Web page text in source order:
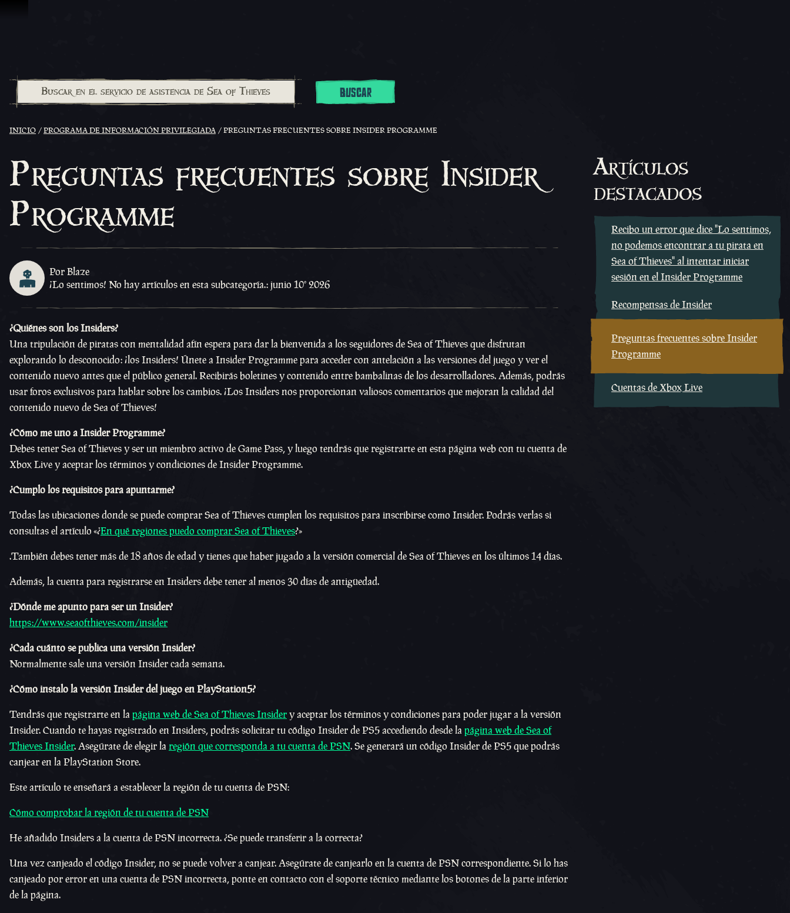
BUSCAR
INICIO PROGRAMA DE INFORMACIÓN PRIVILEGIADA PREGUNTAS FRECUENTES SOBRE INSIDER PROGRAMME
Preguntas frecuentes sobre Insider
Programme
Por Blaze
¡Lo sentimos! No hay artículos en esta subcategoría.: junio 10º 2026
¿Quiénes son los Insiders?
Una tripulación de piratas con mentalidad afín espera para dar la bienvenida a los seguidores de Sea of Thieves que disfrutan
explorando lo desconocido: ¡los Insiders! Únete a Insider Programme para acceder con antelación a las versiones del juego y ver el
contenido nuevo antes que el público general. Recibirás boletines y contenido entre bambalinas de los desarrolladores. Además, podrás
usar foros exclusivos para hablar sobre los cambios. ¡Los Insiders nos proporcionan valiosos comentarios que mejoran la calidad del
contenido nuevo de Sea of Thieves!
¿Cómo me uno a Insider Programme?
Debes tener Sea of Thieves y ser un miembro activo de Game Pass, y luego tendrás que registrarte en esta página web con tu cuenta de
Xbox Live y aceptar los términos y condiciones de Insider Programme.
¿Cumplo los requisitos para apuntarme?
Todas las ubicaciones donde se puede comprar Sea of Thieves cumplen los requisitos para inscribirse como Insider. Podrás verlas si
consultas el artículo «¿En qué regiones puedo comprar Sea of Thieves?»
.También debes tener más de 18 años de edad y tienes que haber jugado a la versión comercial de Sea of Thieves en los últimos 14 días.
Además, la cuenta para registrarse en Insiders debe tener al menos 30 días de antigüedad.
¿Dónde me apunto para ser un Insider?
https://www.seaofthieves.com/insider
¿Cada cuánto se publica una versión Insider?
Normalmente sale una versión Insider cada semana.
¿Cómo instalo la versión Insider del juego en PlayStation5?
Tendrás que registrarte en lapágina web de Sea of Thieves Insidery aceptar los términos y condiciones para poder jugar a la versión
Insider. Cuando te hayas registrado en Insiders, podrás solicitar tu código Insider de PS5 accediendo desde lapágina web de Sea of
Thieves Insider. Asegúrate de elegir laregión que corresponda a tu cuenta de PSN. Se generará un código Insider de PS5 que podrás
canjear en la PlayStation Store.
Este artículo te enseñará a establecer la región de tu cuenta de PSN:
Cómo comprobar la región de tu cuenta de PSN
He añadido Insiders a la cuenta de PSN incorrecta. ¿Se puede transferir a la correcta?
Una vez canjeado el código Insider, no se puede volver a canjear. Asegúrate de canjearlo en la cuenta de PSN correspondiente. Si lo has
canjeado por error en una cuenta de PSN incorrecta, ponte en contacto con el soporte técnico mediante los botones de la parte inferior
de la página.
Artículos
destacados
Recibo un error que dice "Lo sentimos,
no podemos encontrar a tu pirata en
Sea of Thieves" al intentar iniciar
sesión en el Insider Programme
Recompensas de Insider
Preguntas frecuentes sobre Insider
Programme
Cuentas de Xbox Live